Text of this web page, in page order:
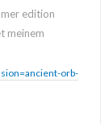
edition
meinem
orb-